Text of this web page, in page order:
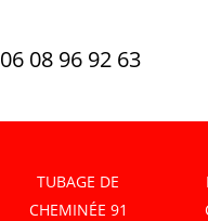
06 08 96 92 63
TUBAGE DE
CHEMINÉE 91